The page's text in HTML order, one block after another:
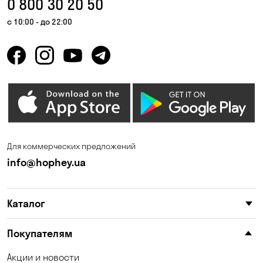
Горишние Плавни
Елизаветовка Зазимье
Калиновка
Киев
Княжичи
0 800 30 20 50
с 10:00 - до 22:00
Для коммерческих предложений
info@hophey.ua
Каталог
Покупателям
Акции и новости